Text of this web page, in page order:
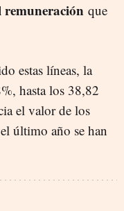
que
estas líneas, la
hasta los 38,82
el valor de los
último año se han